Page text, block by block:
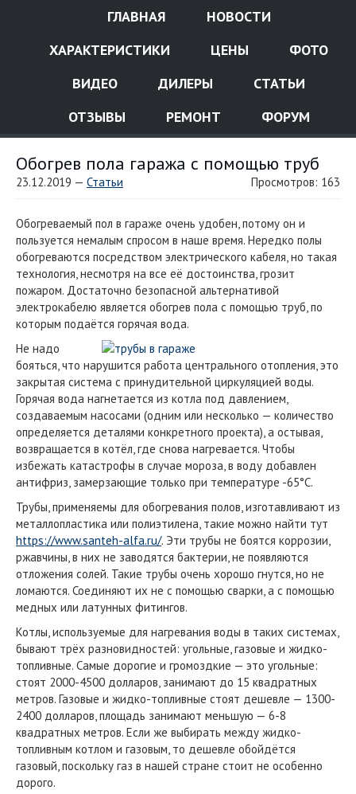
ГЛАВНАЯ
НОВОСТИ
ХАРАКТЕРИСТИКИ
ЦЕНЫ
ФОТО
ВИДЕО
ДИЛЕРЫ
СТАТЬИ
ОТЗЫВЫ
РЕМОНТ ФОРУМ
Обогрев пола гаража с помощью труб
23.12.2019 — Статьи Просмотров: 163
Обогреваемый пол в гараже очень удобен, потому он и
пользуется немалым спросом в наше время. Нередко полы
обогреваются посредством электрического кабеля, но такая
технология, несмотря на все её достоинства, грозит
пожаром. Достаточно безопасной альтернативой
электрокабелю является обогрев пола с помощью труб, по
которым подаётся горячая вода.
Не надо
бояться, что нарушится работа центрального отопления, это
закрытая система с принудительной циркуляцией воды.
Горячая вода нагнетается из котла под давлением,
создаваемым насосами (одним или несколько — количество
определяется деталями конкретного проекта), а остывая,
возвращается в котёл, где снова нагревается. Чтобы
избежать катастрофы в случае мороза, в воду добавлен
антифриз, замерзающие только при температуре -65°С.
Трубы, применяемы для обогревания полов, изготавливают из
металлопластика или полиэтилена, такие можно найти тут
https://www.santeh-alfa.ru/. Эти трубы не боятся коррозии,
ржавчины, в них не заводятся бактерии, не появляются
отложения солей. Такие трубы очень хорошо гнутся, но не
ломаются. Соединяют их не с помощью сварки, а с помощью
медных или латунных фитингов.
Котлы, используемые для нагревания воды в таких системах,
бывают трёх разновидностей: угольные, газовые и жидко-
топливные. Самые дорогие и громоздкие — это угольные:
стоят 2000-4500 долларов, занимают до 15 квадратных
метров. Газовые и жидко-топливные стоят дешевле — 1300-
2400 долларов, площадь занимают меньшую — 6-8
квадратных метров. Если же выбирать между жидко-
топливным котлом и газовым, то дешевле обойдётся
газовый, поскольку газ в нашей стране стоит не особенно
дорого.